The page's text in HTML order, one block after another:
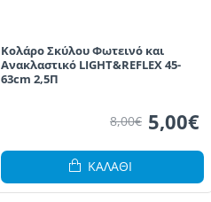
Κολάρο Σκύλου Φωτεινό και
Ανακλαστικό LIGHT&REFLEX 45-
63cm 2,5Π
5,00€
8,00€
ΚΑΛΆΘΙ